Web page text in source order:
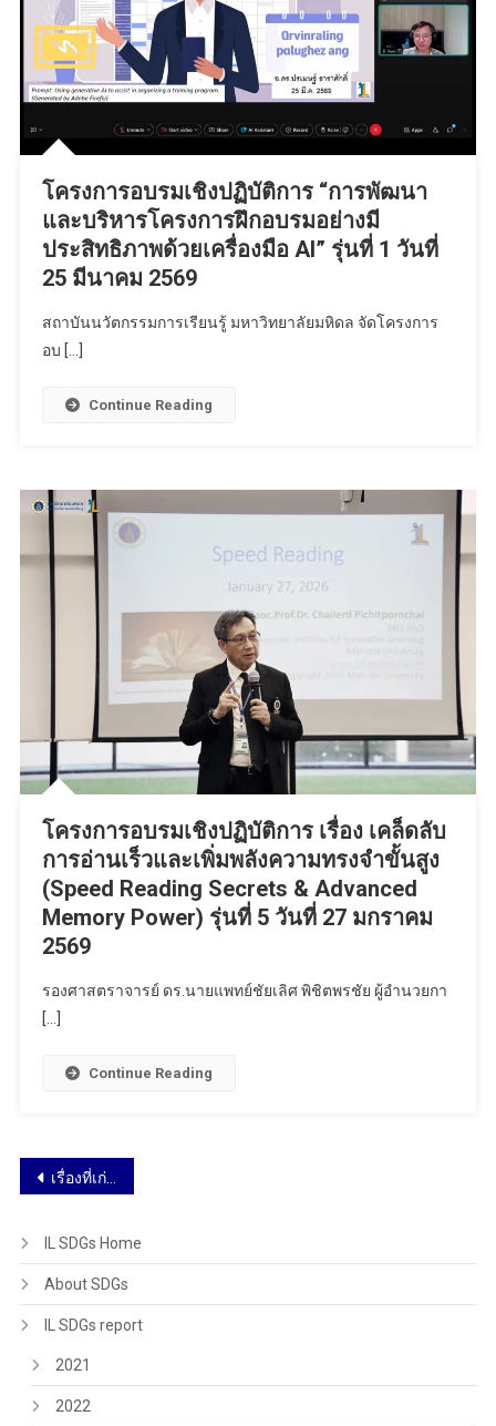
โครงการอบรมเชิงปฏิบัติการ “การพัฒนา
และบริหารโครงการฝึกอบรมอย่างมี
ประสิทธิภาพด้วยเครื่องมือ AI” รุ่นที่ 1 วันที่
25 มีนาคม 2569
สถาบันนวัตกรรมการเรียนรู้ มหาวิทยาลัยมหิดล จัดโครงการ
อบ […]
Continue Reading
โครงการอบรมเชิงปฏิบัติการ เรื่อง เคล็ดลับ
การอ่านเร็วและเพิ่มพลังความทรงจำขั้นสูง
(Speed Reading Secrets & Advanced
Memory Power) รุ่นที่ 5 วันที่ 27 มกราคม
2569
รองศาสตราจารย์ ดร.นายแพทย์ชัยเลิศ พิชิตพรชัย ผู้อำนวยกา
[…]
Continue Reading
เรื่องที่เก่ากว่า
IL SDGs Home
About SDGs
IL SDGs report
2021
2022